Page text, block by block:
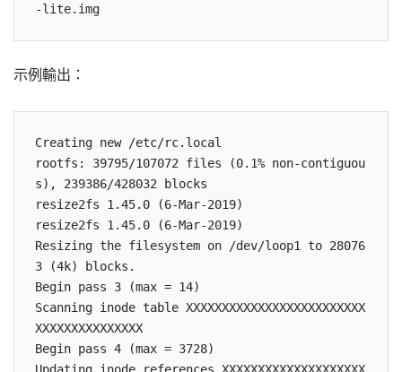
-lite.img
示例輸出：
Creating new /etc/rc.local
rootfs: 39795/107072 files (0.1% non-contiguou
s), 239386/428032 blocks
resize2fs 1.45.0 (6-Mar-2019)
resize2fs 1.45.0 (6-Mar-2019)
Resizing the filesystem on /dev/loop1 to 28076
3 (4k) blocks.
Begin pass 3 (max = 14)
Scanning inode table XXXXXXXXXXXXXXXXXXXXXXXXX
XXXXXXXXXXXXXXX
Begin pass 4 (max = 3728)